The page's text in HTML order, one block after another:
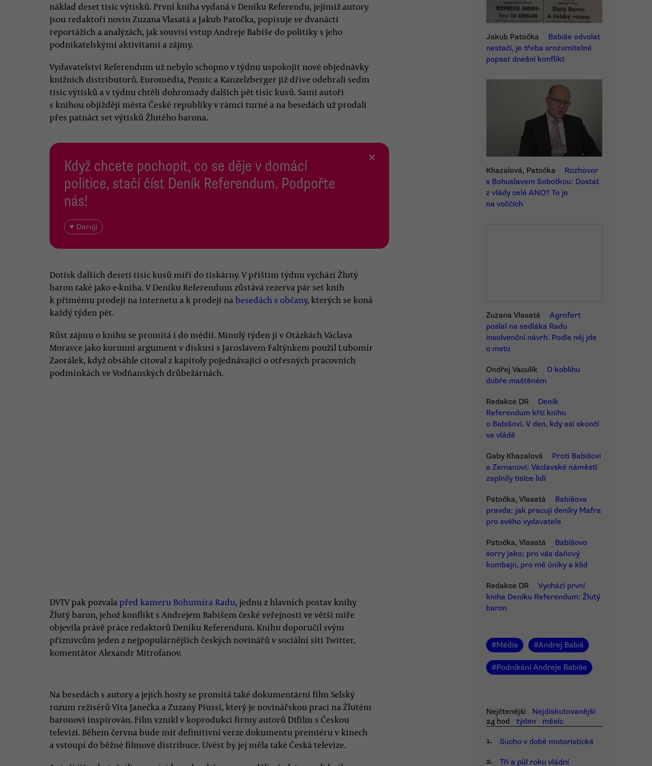
náklad deset tisíc výtisků. První kniha vydaná v Deníku Referendu, jejímiž autory
jsou redaktoři novin Zuzana Vlasatá a Jakub Patočka, popisuje ve dvanácti
reportážích a analýzách, jak souvisí vstup Andreje Babiše do politiky s jeho
podnikatelskými aktivitami a zájmy.
Vydavatelství Referendum už nebylo schopno v týdnu uspokojit nové objednávky
knižních distributorů. Euromédia, Pemic a Kanzelzberger již dříve odebrali sedm
tisíc výtisků a v týdnu chtěli dohromady dalších pět tisíc kusů. Sami autoři
s knihou objíždějí města České republiky v rámci turné a na besedách už prodali
přes patnáct set výtisků Žlutého barona.
Když chcete pochopit, co se děje v domácí
politice, stačí číst Deník Referendum. Podpořte
nás!
♥ Daruji
×
Dotisk dalších deseti tisíc kusů míří do tiskárny. V příštím týdnu vychází Žlutý
baron také jako e-kniha. V Deníku Referendum zůstává rezerva pár set knih
k přímému prodeji na internetu a k prodeji nabesedách s občany, kterých se koná
každý týden pět.
Růst zájmu o knihu se promítá i do médií. Minulý týden ji v Otázkách Václava
Moravce jako korunní argument v diskusi s Jaroslavem Faltýnkem použil Lubomír
Zaorálek, když obsáhle citoval z kapitoly pojednávající o otřesných pracovních
podmínkách ve Vodňanských drůbežárnách.
DVTV pak pozvala před kameru Bohumíra Radu, jednu z hlavních postav knihy
Žlutý baron, jehož konflikt s Andrejem Babišem české veřejnosti ve větší míře
objevila právě práce redaktorů Deníku Referendum. Knihu doporučil svým
příznivcům jeden z nejpopulárnějších českých novinářů v sociální síti Twitter,
komentátor Alexandr Mitrofanov.
Na besedách s autory a jejich hosty se promítá také dokumentární film Selský
rozum režisérů Víta Janečka a Zuzany Piussi, který je novinářskou prací na Žlutém
baronovi inspirován. Film vznikl v koprodukci firmy autorů D1film s Českou
televizí. Během června bude mít definitivní verze dokumentu premiéru v kinech
a vstoupí do běžné filmové distribuce. Uvést by jej měla také Česká televize.
Jakub Patočka
Babiše odvolat
nestačí, je třeba srozumitelně
popsat dnešní konflikt
Khazalová, Patočka
Rozhovor
s Bohuslavem Sobotkou: Dostat
z vlády celé ANO? To je
na voličích
Zuzana Vlasatá
Agrofert
poslal na sedláka Radu
insolvenční návrh. Podle něj jde
o mstu
Ondřej Vaculík
O koblihu
dobře maštěném
Redakce DR
Deník
Referendum křtí knihu
o Babišovi. V den, kdy asi skončí
ve vládě
Gaby Khazalová
Proti Babišovi
a Zemanovi: Václavské náměstí
zaplnily tisíce lidí
Patočka, Vlasatá
Babišova
pravda: jak pracují deníky Mafra
pro svého vydavatele
Patočka, Vlasatá
Babišovo
sorry jako: pro vás daňový
kombajn, pro mě úniky a klid
Redakce DR
Vychází první
kniha Deníku Referendum: Žlutý
baron
#Média #Andrej Babiš
#Podnikání Andreje Babiše
Nejčtenější
Nejdiskutovanější
24 hod
týden
měsíc
1.
Sucho v době motoristické
2.
Tři a půl roku vládní